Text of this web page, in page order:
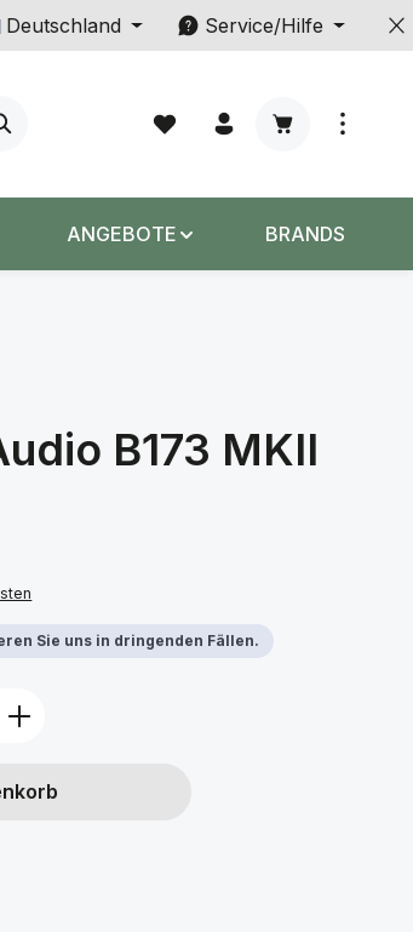
Deutschland Service/Hilfe
Warenkorb
ANGEBOTE BRANDS
B173 MKII
Sie uns in dringenden Fällen.
den gewünschten Wert